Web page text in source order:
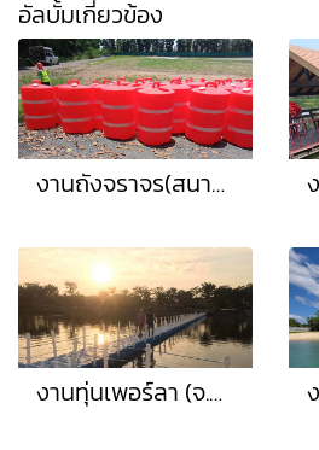
อัลบั้มเกี่ยวข้อง
งานถังจราจร(สนามแข่งรถฮอนด้า)
งานทุ่นเพอร์ลา (จ.นครสวรรค์)